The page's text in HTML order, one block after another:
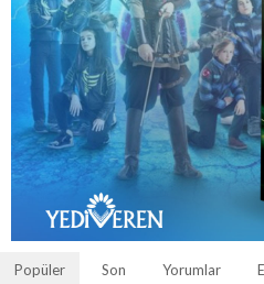
Popüler Son Yorumlar